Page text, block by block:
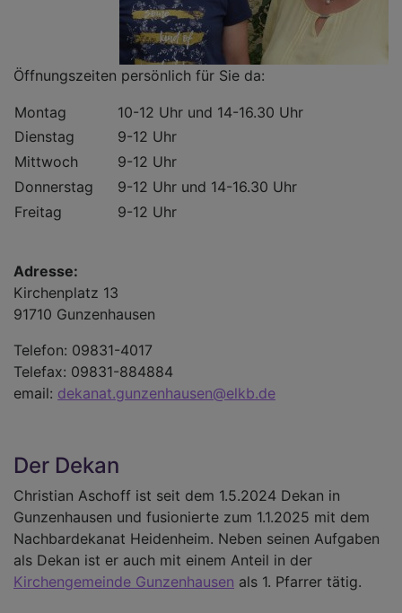
Öffnungszeiten persönlich für Sie da:
Montag
10-12 Uhr und 14-16.30 Uhr
Dienstag
9-12 Uhr
Mittwoch
9-12 Uhr
Donnerstag
9-12 Uhr und 14-16.30 Uhr
Freitag
9-12 Uhr
Adresse:
Kirchenplatz 13
91710 Gunzenhausen
Telefon: 09831-4017
Telefax: 09831-884884
email: dekanat.gunzenhausen@elkb.de
Der Dekan
Christian Aschoff ist seit dem 1.5.2024 Dekan in
Gunzenhausen und fusionierte zum 1.1.2025 mit dem
Nachbardekanat Heidenheim. Neben seinen Aufgaben
als Dekan ist er auch mit einem Anteil in der
Kirchengemeinde Gunzenhausen als 1. Pfarrer tätig.